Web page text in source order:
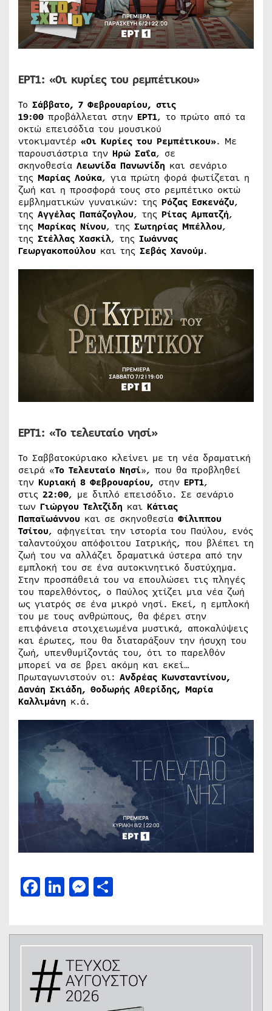
ΕΡΤ1: «Οι κυρίες του ρεμπέτικου»
Το Σάββατο, 7 Φεβρουαρίου, στις
19:00 προβάλλεται στην ΕΡΤ1, το πρώτο από τα
οκτώ επεισόδια του μουσικού
ντοκιμαντέρ «Οι Κυρίες του Ρεμπέτικου». Με
παρουσιάστρια την Ηρώ Σαΐα, σε
σκηνοθεσία Λεωνίδα Πανωνίδη και σενάριο
της Μαρίας Λούκα, για πρώτη φορά φωτίζεται η
ζωή και η προσφορά τους στο ρεμπέτικο οκτώ
εμβληματικών γυναικών: της Ρόζας Εσκενάζυ,
της Αγγέλας Παπάζογλου, της Ρίτας Αμπατζή,
της Μαρίκας Νίνου, της Σωτηρίας Μπέλλου,
της Στέλλας Χασκίλ, της Ιωάννας
Γεωργακοπούλου και της Σεβάς Χανούμ.
ΕΡΤ1: «Το τελευταίο νησί»
Το Σαββατοκύριακο κλείνει με τη νέα δραματική
σειρά «Το Τελευταίο Νησί», που θα προβληθεί
την Κυριακή 8 Φεβρουαρίου, στην ΕΡΤ1,
στις 22:00, με διπλό επεισόδιο. Σε σενάριο
των Γιώργου Τελτζίδη και Κάτιας
Παπαϊωάννου και σε σκηνοθεσία Φίλιππου
Τσίτου, αφηγείται την ιστορία του Παύλου, ενός
ταλαντούχου απόφοιτου Ιατρικής, που βλέπει τη
ζωή του να αλλάζει δραματικά ύστερα από την
εμπλοκή του σε ένα αυτοκινητικό δυστύχημα.
Στην προσπάθειά του να επουλώσει τις πληγές
του παρελθόντος, ο Παύλος χτίζει μια νέα ζωή
ως γιατρός σε ένα μικρό νησί. Εκεί, η εμπλοκή
του με τους ανθρώπους, θα φέρει στην
επιφάνεια στοιχειωμένα μυστικά, αποκαλύψεις
και έρωτες, που θα διαταράξουν την ήσυχη του
ζωή, υπενθυμίζοντάς του, ότι το παρελθόν
μπορεί να σε βρει ακόμη και εκεί…
Πρωταγωνιστούν οι: Ανδρέας Κωνσταντίνου,
Δανάη Σκιάδη, Θοδωρής Αθερίδης, Μαρία
Καλλιμάνη κ.ά.
Facebook
LinkedIn
Messenger